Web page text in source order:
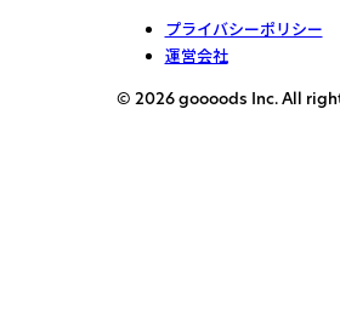
プライバシーポリシー
運営会社
© 2026 goooods Inc. All